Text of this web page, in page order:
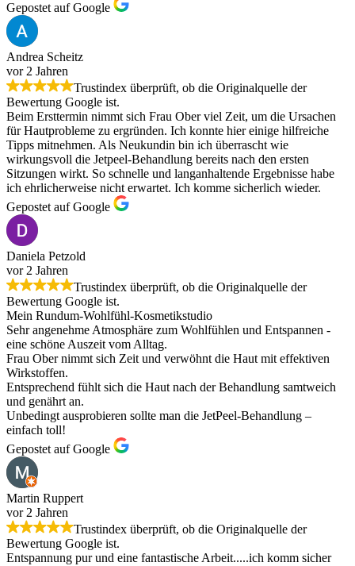
Gepostet auf Google
Andrea Scheitz
vor 2 Jahren
Trustindex überprüft, ob die Originalquelle der
Bewertung Google ist.
Beim Ersttermin nimmt sich Frau Ober viel Zeit, um die Ursachen
für Hautprobleme zu ergründen. Ich konnte hier einige hilfreiche
Tipps mitnehmen. Als Neukundin bin ich überrascht wie
wirkungsvoll die Jetpeel-Behandlung bereits nach den ersten
Sitzungen wirkt. So schnelle und langanhaltende Ergebnisse habe
ich ehrlicherweise nicht erwartet. Ich komme sicherlich wieder.
Gepostet auf Google
Daniela Petzold
vor 2 Jahren
Trustindex überprüft, ob die Originalquelle der
Bewertung Google ist.
Mein Rundum-Wohlfühl-Kosmetikstudio
Sehr angenehme Atmosphäre zum Wohlfühlen und Entspannen -
eine schöne Auszeit vom Alltag.
Frau Ober nimmt sich Zeit und verwöhnt die Haut mit effektiven
Wirkstoffen.
Entsprechend fühlt sich die Haut nach der Behandlung samtweich
und genährt an.
Unbedingt ausprobieren sollte man die JetPeel-Behandlung –
einfach toll!
Gepostet auf Google
Martin Ruppert
vor 2 Jahren
Trustindex überprüft, ob die Originalquelle der
Bewertung Google ist.
Entspannung pur und eine fantastische Arbeit.....ich komm sicher